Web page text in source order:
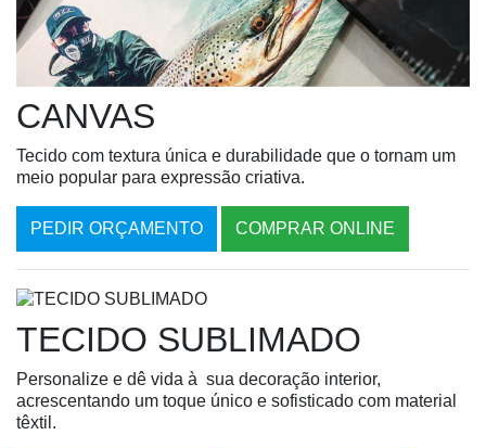
CANVAS
Tecido com textura única e durabilidade que o tornam um
meio popular para expressão criativa.
PEDIR ORÇAMENTO COMPRAR ONLINE
TECIDO SUBLIMADO
Personalize e dê vida à sua decoração interior,
acrescentando um toque único e sofisticado com material
têxtil.